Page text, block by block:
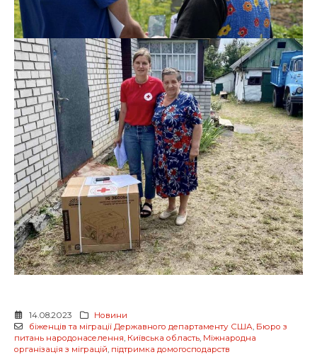
14.08.2023
Новини
біженців та міграції Державного департаменту США, Бюро з
питань народонаселення, Київська область, Міжнародна
організація з міграцій, підтримка домогосподарств